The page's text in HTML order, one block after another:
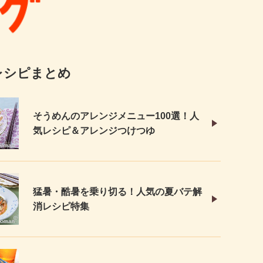
シピまとめ
そうめんのアレンジメニュー100選！人
気レシピ＆アレンジつけつゆ
猛暑・酷暑を乗り切る！人気の夏バテ解
消レシピ特集